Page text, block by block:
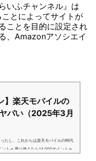
いふチャンネル』は
とによってサイトが
ことを目的に設定され
、Amazonアソシエイ
】楽天モバイルの
バい（2025年3月
たし、これからは楽天モバイルの時代
ント→ 乗り換えなら14,000ポイント→